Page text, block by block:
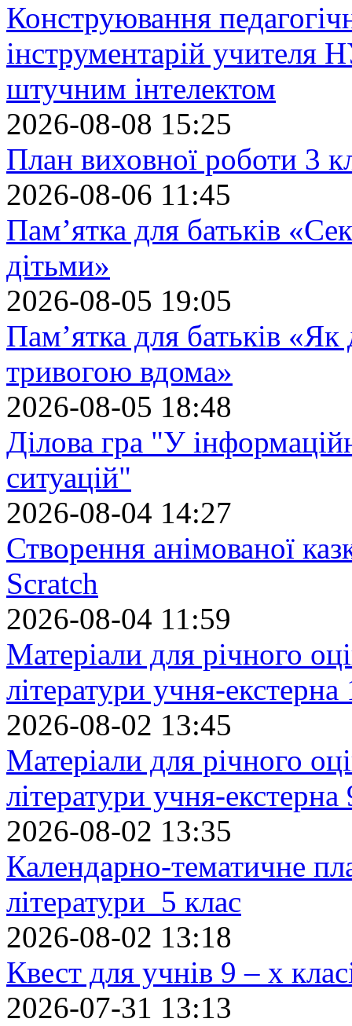
Конструювання
інструментарій учителя
штучним інтелектом
2026-08-08 15:25
План виховної роботи 3
2026-08-06 11:45
Пам’ятка для батьків
дітьми»
2026-08-05 19:05
Пам’ятка для батьків
тривогою вдома»
2026-08-05 18:48
Ділова гра "У
ситуацій"
2026-08-04 14:27
Створення анімованої
Scratch
2026-08-04 11:59
Матеріали для річного
літератури учня-екстерна
2026-08-02 13:45
Матеріали для річного
літератури учня-екстерна
2026-08-02 13:35
Календарно-тематичне
літератури 5 клас
2026-08-02 13:18
Квест для учнів 9 – х
2026-07-31 13:13